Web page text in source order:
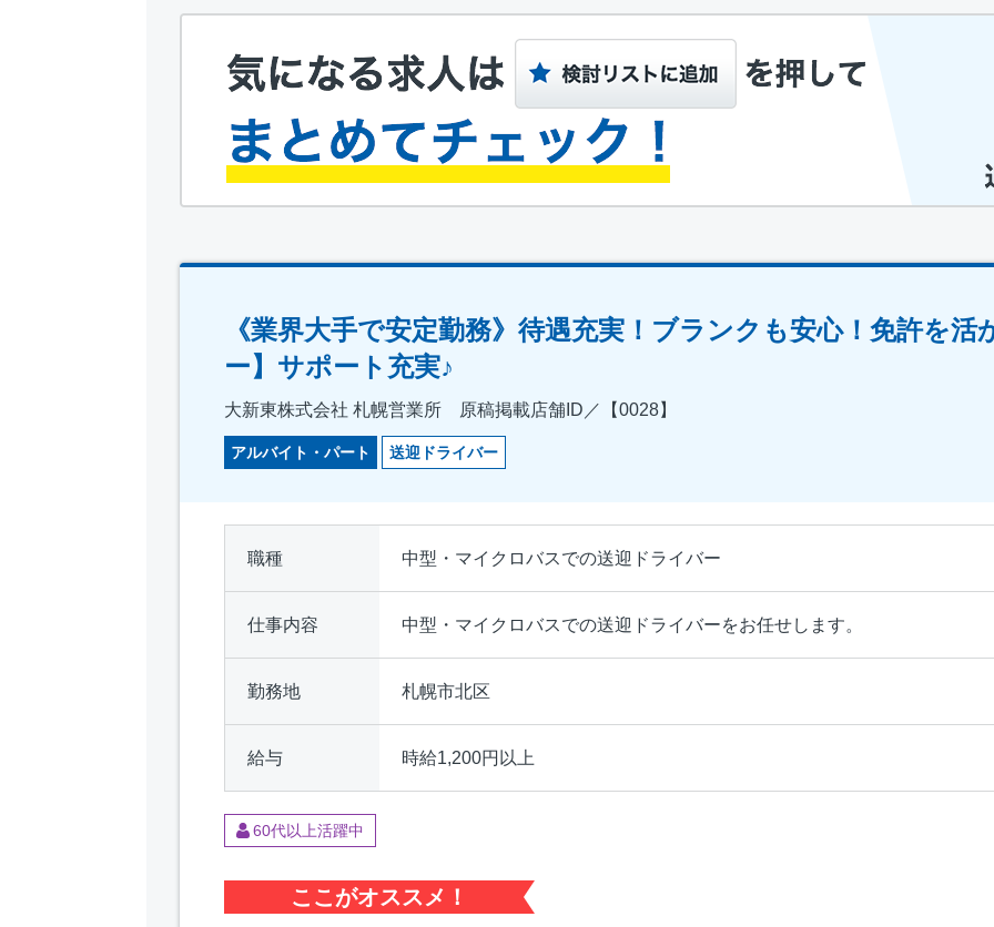
《業界大手で安定勤務》待遇充実！ブランクも安心！免許を
ー】サポート充実♪
大新東株式会社 札幌営業所 原稿掲載店舗ID／【0028】
アルバイト・パート 送迎ドライバー
職種 中型・マイクロバスでの送迎ドライバー
仕事内容 中型・マイクロバスでの送迎ドライバーをお任せします。
勤務地 札幌市北区
給与 時給1,200円以上
60代以上活躍中
ここがオススメ！